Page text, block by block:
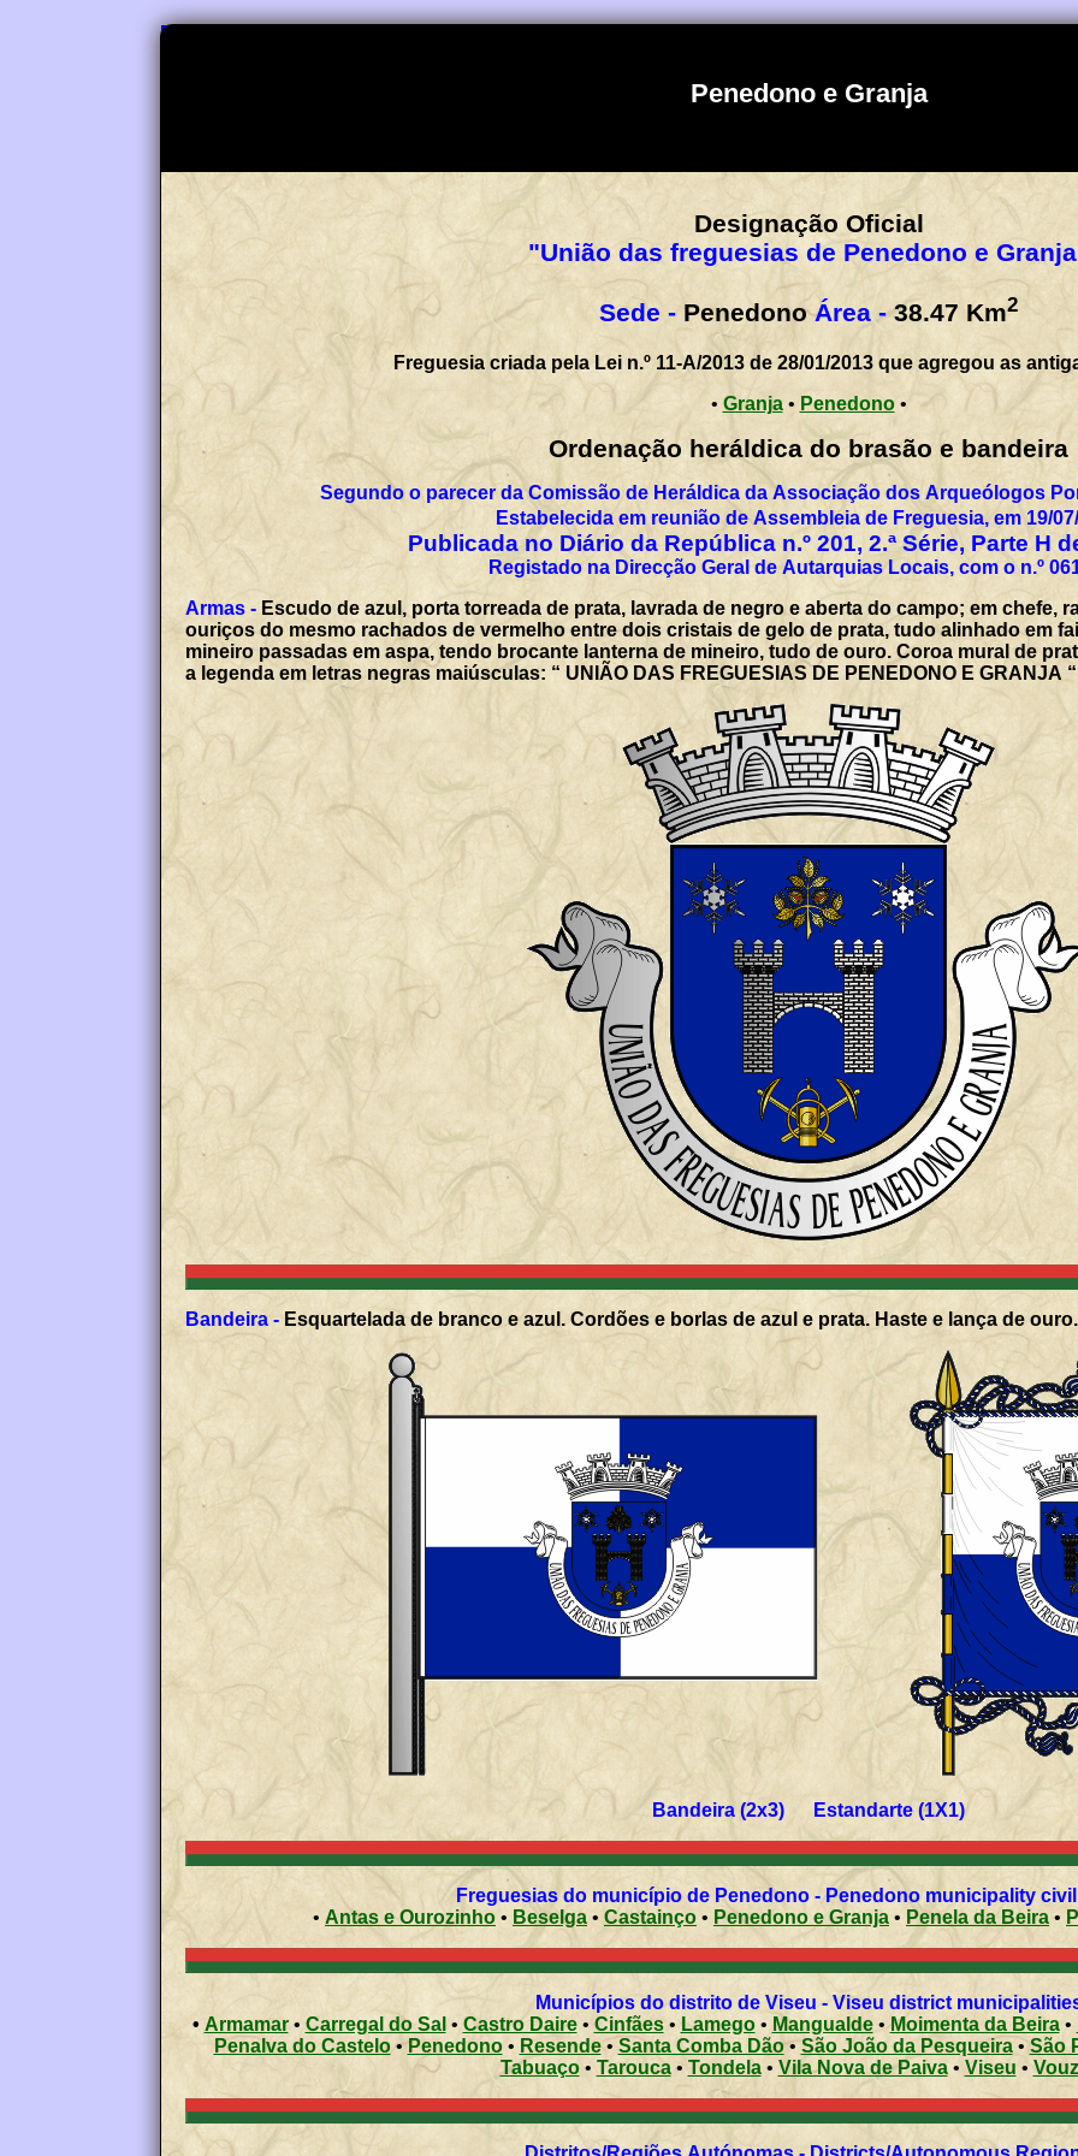
Penedono e Granja
Designação Oficial
"União das freguesias de Penedono e
Sede - PenedonoÁrea - 38.47 Km2
Freguesia criada pela Lei n.º 11-A/2013 de 28/01/2013 que agregou as
• Granja• Penedono•
Ordenação heráldica do brasão e bandeira
Segundo o parecer da Comissão de Heráldica da Associação dos Arqueólogos
Estabelecida em reunião de Assembleia de Freguesia, em 19/
Publicada no Diário da República n.º 201, 2.ª Série, Parte H
Registado na Direcção Geral de Autarquias Locais, com o n.º
Armas - Escudo de azul, porta torreada de prata, lavrada de negro e aberta do campo; em chefe,
ouriços do mesmo rachados de vermelho entre dois cristais de gelo de prata, tudo alinhado em
mineiro passadas em aspa, tendo brocante lanterna de mineiro, tudo de ouro. Coroa mural de
a legenda em letras negras maiúsculas: “ UNIÃO DAS FREGUESIAS DE PENEDONO E GRANJA
Bandeira - Esquartelada de branco e azul. Cordões e borlas de azul e prata. Haste e lança de ouro.
Bandeira (2x3) Estandarte (1X1)
Freguesias do município de Penedono - Penedono municipality
•
Antas e Ourozinho • Beselga • Castainço • Penedono e Granja • Penela da Beira•
Municípios do distrito de Viseu - Viseu district
• Armamar• Carregal do Sal • Castro Daire• Cinfães• Lamego• Mangualde•Moimenta da Beira•
Penalva do Castelo•Penedono• Resende• Santa Comba Dão•São João da Pesqueira•São
Tabuaço• Tarouca•Tondela• Vila Nova de Paiva• Viseu •